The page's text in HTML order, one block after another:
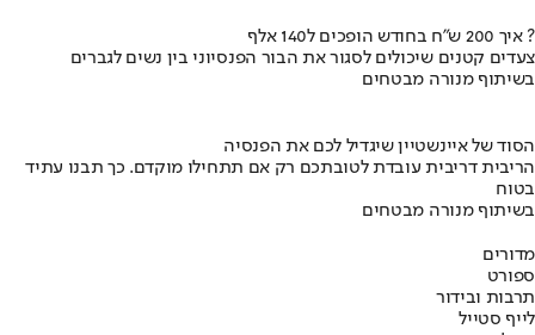
איך 200 ש"ח בחודש הופכים ל140 אלף ?
צעדים קטנים שיכולים לסגור את הבור הפנסיוני בין נשים לגברים
בשיתוף מנורה מבטחים
הסוד של איינשטיין שיגדיל לכם את הפנסיה
הריבית דריבית עובדת לטובתכם רק אם תתחילו מוקדם. כך תבנו עתיד
בטוח
בשיתוף מנורה מבטחים
מדורים
ספורט
תרבות ובידור
לייף סטייל